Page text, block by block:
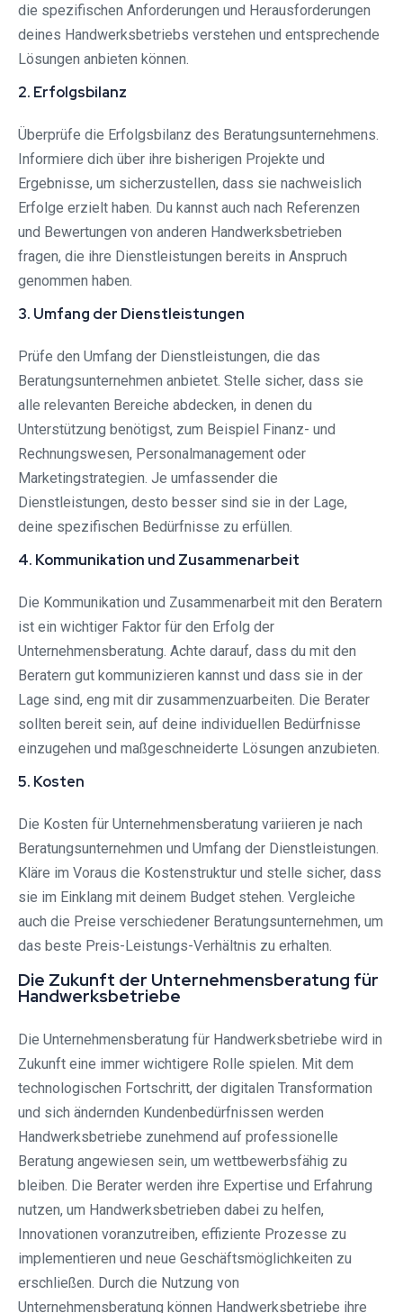
die spezifischen Anforderungen und Herausforderungen
deines Handwerksbetriebs verstehen und entsprechende
Lösungen anbieten können.
2. Erfolgsbilanz
Überprüfe die Erfolgsbilanz des Beratungsunternehmens.
Informiere dich über ihre bisherigen Projekte und
Ergebnisse, um sicherzustellen, dass sie nachweislich
Erfolge erzielt haben. Du kannst auch nach Referenzen
und Bewertungen von anderen Handwerksbetrieben
fragen, die ihre Dienstleistungen bereits in Anspruch
genommen haben.
3. Umfang der Dienstleistungen
Prüfe den Umfang der Dienstleistungen, die das
Beratungsunternehmen anbietet. Stelle sicher, dass sie
alle relevanten Bereiche abdecken, in denen du
Unterstützung benötigst, zum Beispiel Finanz- und
Rechnungswesen, Personalmanagement oder
Marketingstrategien. Je umfassender die
Dienstleistungen, desto besser sind sie in der Lage,
deine spezifischen Bedürfnisse zu erfüllen.
4. Kommunikation und Zusammenarbeit
Die Kommunikation und Zusammenarbeit mit den Beratern
ist ein wichtiger Faktor für den Erfolg der
Unternehmensberatung. Achte darauf, dass du mit den
Beratern gut kommunizieren kannst und dass sie in der
Lage sind, eng mit dir zusammenzuarbeiten. Die Berater
sollten bereit sein, auf deine individuellen Bedürfnisse
einzugehen und maßgeschneiderte Lösungen anzubieten.
5. Kosten
Die Kosten für Unternehmensberatung variieren je nach
Beratungsunternehmen und Umfang der Dienstleistungen.
Kläre im Voraus die Kostenstruktur und stelle sicher, dass
sie im Einklang mit deinem Budget stehen. Vergleiche
auch die Preise verschiedener Beratungsunternehmen, um
das beste Preis-Leistungs-Verhältnis zu erhalten.
Die Zukunft der Unternehmensberatung für
Handwerksbetriebe
Die Unternehmensberatung für Handwerksbetriebe wird in
Zukunft eine immer wichtigere Rolle spielen. Mit dem
technologischen Fortschritt, der digitalen Transformation
und sich ändernden Kundenbedürfnissen werden
Handwerksbetriebe zunehmend auf professionelle
Beratung angewiesen sein, um wettbewerbsfähig zu
bleiben. Die Berater werden ihre Expertise und Erfahrung
nutzen, um Handwerksbetrieben dabei zu helfen,
Innovationen voranzutreiben, effiziente Prozesse zu
implementieren und neue Geschäftsmöglichkeiten zu
erschließen. Durch die Nutzung von
Unternehmensberatung können Handwerksbetriebe ihre